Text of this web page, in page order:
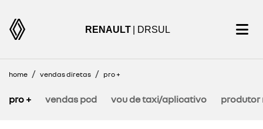
RENAULT | DRSUL
home vendas diretas pro +
pro + vendas pcd vou de taxi/aplicativo produtor